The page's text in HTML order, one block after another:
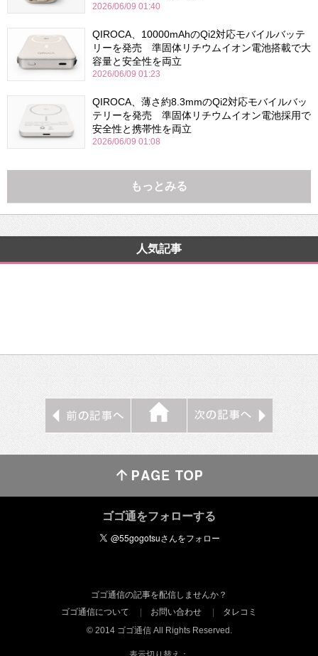
2026/06/09 01:40
QIROCA、10000mAhのQi2対応モバイルバッテ
リーを発売 準固体リチウムイオン電池搭載で大
容量と安全性を両立
2026/06/09 01:23
QIROCA、薄さ約8.3mmのQi2対応モバイルバッ
テリーを発売 準固体リチウムイオン電池採用で
安全性と携帯性を両立
2026/06/09 01:08
もっとみる
人気記事
ゴゴ通をフォローする
ゴゴ通信の記事を配信しませんか？
ゴゴ通信について
お問い合わせ
タレコミ
© 2014 ゴゴ通信 All Rights Reserved.